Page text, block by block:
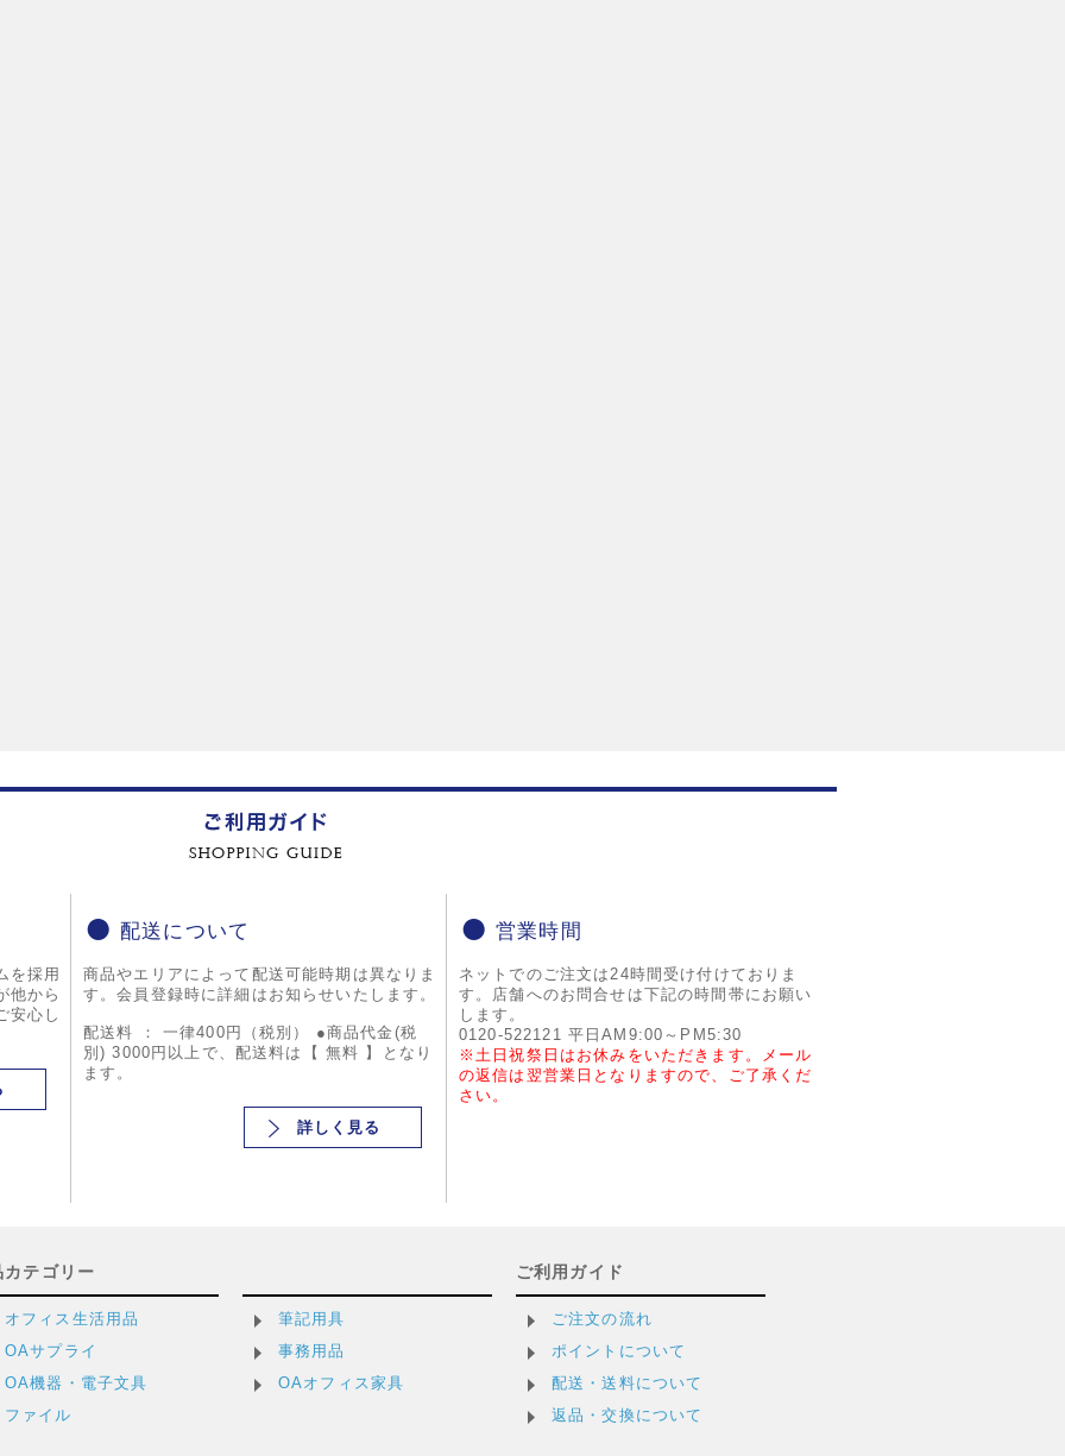
を採用
他から
安心し
配送について
商品やエリアによって配送可能時期は異なりま
す。会員登録時に詳細はお知らせいたします。
配送料 ： 一律400円（税別） ●商品代金(税
別) 3000円以上で、配送料は【 無料 】となり
ます。
詳しく見る
営業時間
ネットでのご注文は24時間受け付けておりま
す。店舗へのお問合せは下記の時間帯にお願い
します。
0120-522121 平日AM9:00～PM5:30
※土日祝祭日はお休みをいただきます。メール
の返信は翌営業日となりますので、ご了承くだ
さい。
カテゴリー
オフィス生活用品
OAサプライ
OA機器・電子文具
ファイル
筆記用具
事務用品
OAオフィス家具
ご利用ガイド
ご注文の流れ
ポイントについて
配送・送料について
返品・交換について